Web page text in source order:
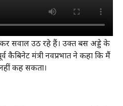
सवाल उठ रहे हैं। उक्त बस अड्डे के
कैबिनेट मंत्री नवप्रभात ने कहा कि मैं
कह सकता।